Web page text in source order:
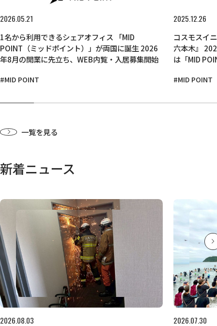
2026.05.21
1名から利用できるシェアオフィス 「MID
POINT（ミッドポイント）」が両国に誕生 2026
年8月の開業に先立ち、WEB内覧・入居募集開始
#MID POINT
2025.12.26
コスモスイ
六本木』 2025年12月19日オープン 2026年3月に
は「MID
#MID POINT
一覧を見る
新着ニュース
2026.08.03
2026.07.30